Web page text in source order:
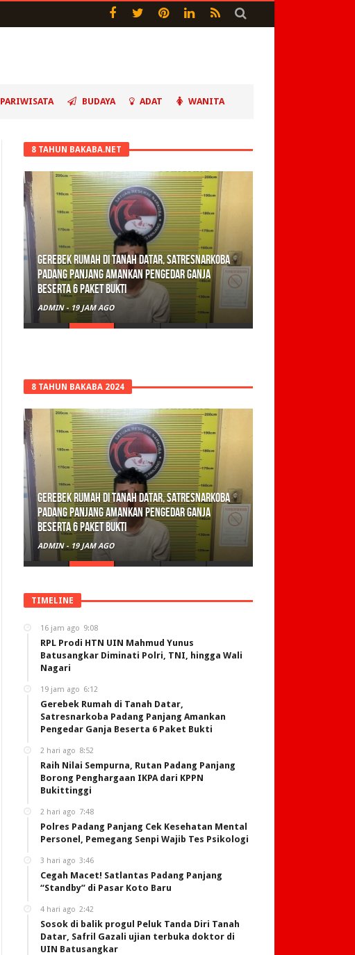
PARIWISATA BUDAYA ADAT WANITA
8 TAHUN BAKABA.NET
Gerebek Rumah di Tanah Datar, Satresnarkoba
Padang Panjang Amankan Pengedar Ganja
Beserta 6 Paket Bukti
ADMIN - 19 JAM AGO
8 TAHUN BAKABA 2024
Gerebek Rumah di Tanah Datar, Satresnarkoba
Padang Panjang Amankan Pengedar Ganja
Beserta 6 Paket Bukti
ADMIN - 19 JAM AGO
TIMELINE
16 jam ago 9:08
RPL Prodi HTN UIN Mahmud Yunus
Batusangkar Diminati Polri, TNI, hingga Wali
Nagari
19 jam ago 6:12
Gerebek Rumah di Tanah Datar,
Satresnarkoba Padang Panjang Amankan
Pengedar Ganja Beserta 6 Paket Bukti
2 hari ago 8:52
Raih Nilai Sempurna, Rutan Padang Panjang
Borong Penghargaan IKPA dari KPPN
Bukittinggi
2 hari ago 7:48
Polres Padang Panjang Cek Kesehatan Mental
Personel, Pemegang Senpi Wajib Tes Psikologi
3 hari ago 3:46
Cegah Macet! Satlantas Padang Panjang
“Standby” di Pasar Koto Baru
4 hari ago 2:42
Sosok di balik progul Peluk Tanda Diri Tanah
Datar, Safril Gazali ujian terbuka doktor di
UIN Batusangkar